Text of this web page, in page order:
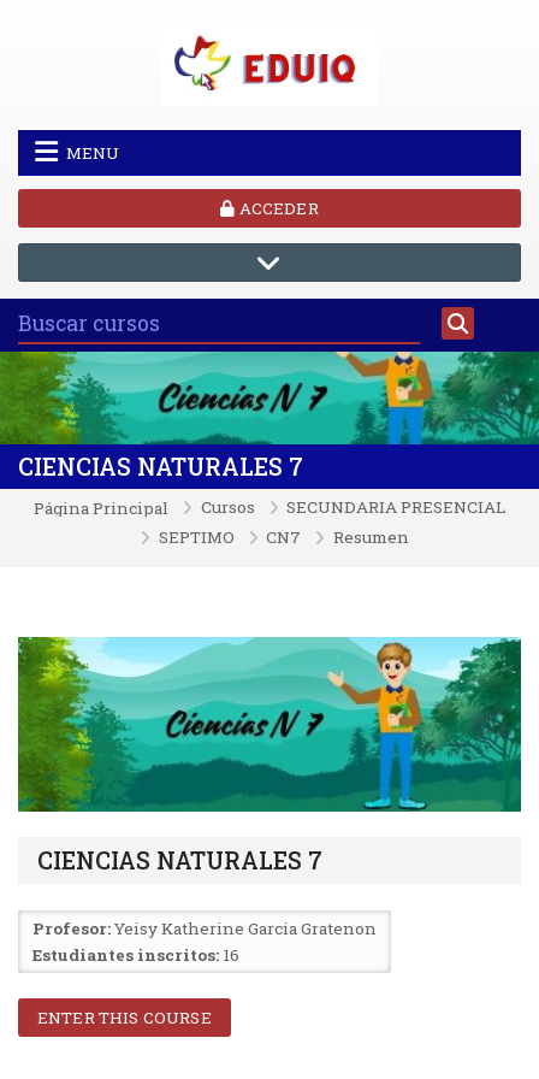
MENU
ACCEDER
CIENCIAS NATURALES 7
Página Principal Cursos
SECUNDARIA PRESENCIAL
SEPTIMO
CN7 Resumen
CIENCIAS NATURALES 7
Profesor:Yeisy Katherine Garcia Gratenon
Estudiantes inscritos: 16
ENTER THIS COURSE